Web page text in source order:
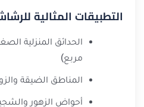
التطبيقات المثالية
مربع)
المناطق الضيقة
أحواض الزهور